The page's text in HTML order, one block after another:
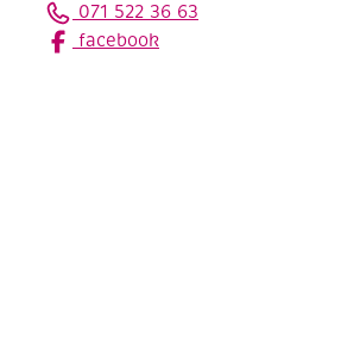
071 522 36 63
facebook